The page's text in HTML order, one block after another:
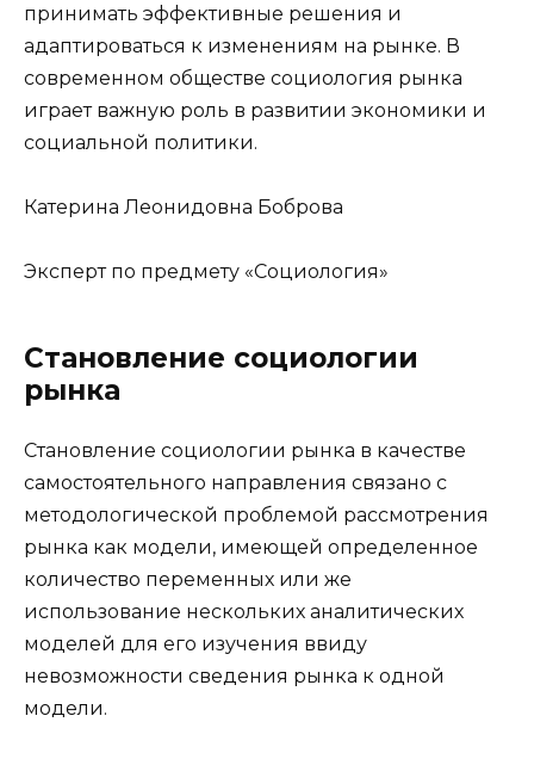
принимать эффективные решения и
адаптироваться к изменениям на рынке. В
современном обществе социология рынка
играет важную роль в развитии экономики и
социальной политики.
Катерина Леонидовна Боброва
Эксперт по предмету «Социология»
Становление социологии
рынка
Становление социологии рынка в качестве
самостоятельного направления связано с
методологической проблемой рассмотрения
рынка как модели, имеющей определенное
количество переменных или же
использование нескольких аналитических
моделей для его изучения ввиду
невозможности сведения рынка к одной
модели.